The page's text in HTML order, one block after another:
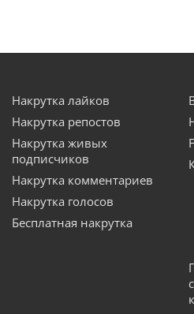
Накрутка лайков
Накрутка репостов
Накрутка живых
подписчиков
Накрутка комментариев
Накрутка голосов
Бесплатная накрутка